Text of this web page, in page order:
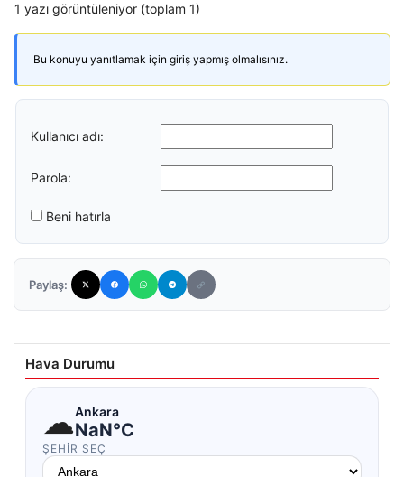
1 yazı görüntüleniyor (toplam 1)
Bu konuyu yanıtlamak için giriş yapmış olmalısınız.
Kullanıcı adı:
Parola:
Beni hatırla
Paylaş:
Hava Durumu
☁Ankara
NaN°C
ŞEHIR SEÇ